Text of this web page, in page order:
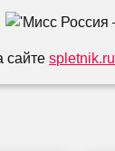
сайтеspletnik.ru